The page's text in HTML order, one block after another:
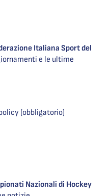
Italiana Sport del
e le ultime
(obbligatorio)
Nazionali di Hockey